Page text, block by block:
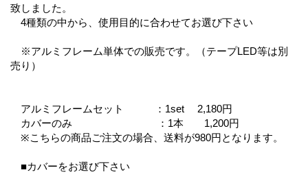
致しました。
4種類の中から、使用目的に合わせてお選び下さい
※アルミフレーム単体での販売です。（テープLED等は別
売り）
アルミフレームセット ：1set 2,180円
カバーのみ ：1本 1,200円
※こちらの商品ご注文の場合、送料が980円となります。
■カバーをお選び下さい